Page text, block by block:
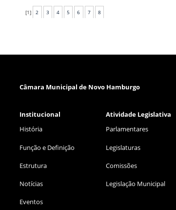
[1] 2 3 4 5 6 7 8
Câmara Municipal de Novo Hamburgo
Institucional Atividade Legislativa
História
Função e Definição
Estrutura
Notícias
Eventos
Parlamentares
Legislaturas
Comissões
Legislação Municipal